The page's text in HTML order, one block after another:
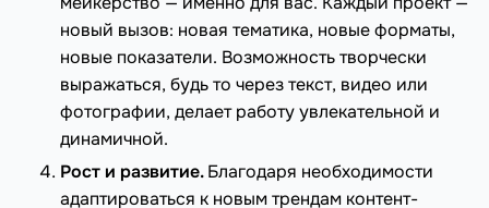
новый вызов: новая тематика, новые форматы,
новые показатели. Возможность творчески
выражаться, будь то через текст, видео или
фотографии, делает работу увлекательной и
динамичной.
Рост и развитие.Благодаря необходимости
адаптироваться к новым трендам контент-